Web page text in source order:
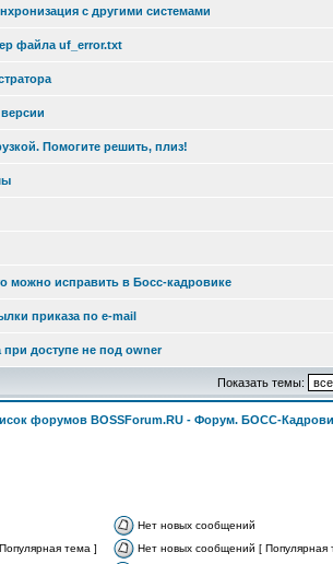
с другими системами
файла uf_error.txt
Помогите решить, плиз!
можно исправить в Босс-кадровике
приказа по e-mail
доступе не под owner
Показать темы:
форумов BOSSForum.RU - Форум. БОСС-
Нет новых сообщений
тема ]
Нет новых сообщений [ Популярная